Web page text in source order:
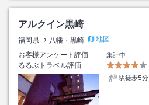
アルクイン黒崎
福岡県 八幡・黒崎
地図
お客様アンケート評価
集計中
るるぶトラベル評価
駅徒歩5分